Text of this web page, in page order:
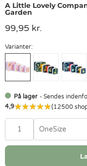
A Little Lovely
Garden
99,95 kr.
Varianter:
På lager - Sendes
4,9
(12500
OneSize